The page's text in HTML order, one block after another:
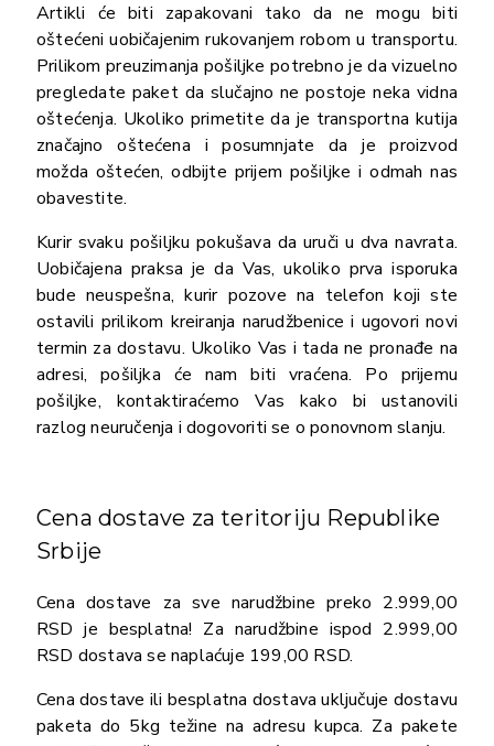
Artikli će biti zapakovani tako da ne mogu biti
oštećeni uobičajenim rukovanjem robom u transportu.
Prilikom preuzimanja pošiljke potrebno je da vizuelno
pregledate paket da slučajno ne postoje neka vidna
oštećenja. Ukoliko primetite da je transportna kutija
značajno oštećena i posumnjate da je proizvod
možda oštećen, odbijte prijem pošiljke i odmah nas
obavestite.
Kurir svaku pošiljku pokušava da uruči u dva navrata.
Uobičajena praksa je da Vas, ukoliko prva isporuka
bude neuspešna, kurir pozove na telefon koji ste
ostavili prilikom kreiranja narudžbenice i ugovori novi
termin za dostavu. Ukoliko Vas i tada ne pronađe na
adresi, pošiljka će nam biti vraćena. Po prijemu
pošiljke, kontaktiraćemo Vas kako bi ustanovili
razlog neuručenja i dogovoriti se o ponovnom slanju.
Cena dostave za teritoriju Republike
Srbije
Cena dostave za sve narudžbine preko 2.999,00
RSD je besplatna! Za narudžbine ispod 2.999,00
RSD dostava se naplaćuje 199,00 RSD.
Cena dostave ili besplatna dostava uključuje dostavu
paketa do 5kg težine na adresu kupca. Za pakete